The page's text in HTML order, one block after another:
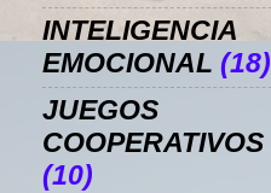
INTELIGENCIA
EMOCIONAL (18)
JUEGOS
COOPERATIVOS
(10)